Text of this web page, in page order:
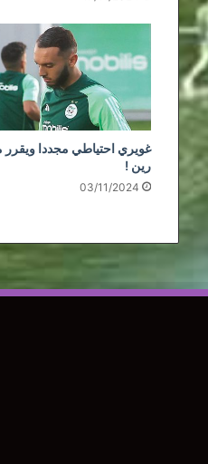
غويري احتياطي مجددا ويقرر
رين !
03/11/2024